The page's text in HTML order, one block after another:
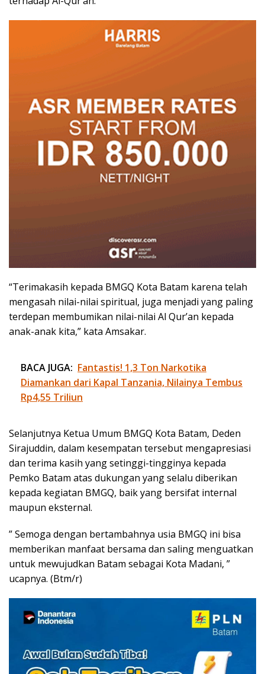
“Terimakasih kepada BMGQ Kota Batam karena telah
mengasah nilai-nilai spiritual, juga menjadi yang paling
terdepan membumikan nilai-nilai Al Qur’an kepada
anak-anak kita,” kata Amsakar.
BACA JUGA: Fantastis! 1,3 Ton Narkotika
Diamankan dari Kapal Tanzania, Nilainya Tembus
Rp4,55 Triliun
Selanjutnya Ketua Umum BMGQ Kota Batam, Deden
Sirajuddin, dalam kesempatan tersebut mengapresiasi
dan terima kasih yang setinggi-tingginya kepada
Pemko Batam atas dukungan yang selalu diberikan
kepada kegiatan BMGQ, baik yang bersifat internal
maupun eksternal.
” Semoga dengan bertambahnya usia BMGQ ini bisa
memberikan manfaat bersama dan saling menguatkan
untuk mewujudkan Batam sebagai Kota Madani, ”
ucapnya. (Btm/r)